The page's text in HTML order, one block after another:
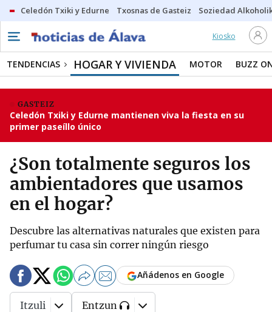
Celedón Txiki y Edurne Txosnas de Gasteiz Soziedad
Kiosko
TENDENCIAS HOGAR Y VIVIENDA MOTOR BUZZ
GASTEIZ
Celedón Txiki y Edurne mantienen viva la fiesta en su
primer paseíllo único
¿Son totalmente seguros los
ambientadores que usamos
en el hogar?
Descubre las alternativas naturales que existen para
perfumar tu casa sin correr ningún riesgo
Añádenos en Google
Itzuli Entzun